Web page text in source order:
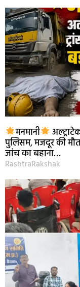
मनमानी
पुलिसम, मजदूर की
जांच का बहाना…
RashtraRakshak